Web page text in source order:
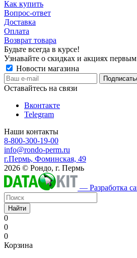
Как купить
Вопрос-ответ
Доставка
Оплата
Возврат товара
Будьте всегда в курсе!
Узнавайте о скидках и акциях первым
Новости магазина
Оставайтесь на связи
Вконтакте
Telegram
Наши контакты
8-800-300-19-00
info@rondo-perm.ru
г.Пермь, Фоминская, 49
2026 © Рондо, г. Пермь
— Разработка
Найти
0
0
0
Корзина